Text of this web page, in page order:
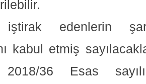
edenlerin
kabul etmiş
2018/36 Esas